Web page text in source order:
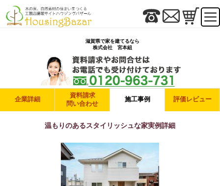
滋賀県で家を建てるなら
株式会社 宮本組
企業詳細
資料請求
問い合わせ
施工事例 評価レビュー
温もりのあるスタイリッシュな家実例詳細